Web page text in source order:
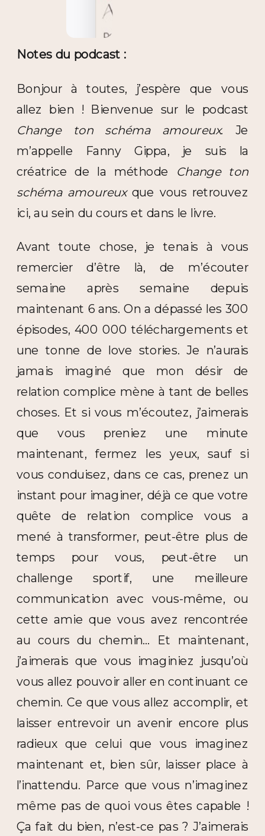
Notes du podcast :
Bonjour à toutes, j’espère que vous
allez bien ! Bienvenue sur le podcast
Change ton schéma amoureux. Je
m’appelle Fanny Gippa, je suis la
créatrice de la méthode Change ton
schéma amoureuxque vous retrouvez
ici, au sein du cours et dans le livre.
Avant toute chose, je tenais à vous
remercier d’être là, de m’écouter
semaine après semaine depuis
maintenant 6 ans. On a dépassé les 300
épisodes, 400 000 téléchargements et
une tonne de love stories. Je n’aurais
jamais imaginé que mon désir de
relation complice mène à tant de belles
choses. Et si vous m’écoutez, j’aimerais
que vous preniez une minute
maintenant, fermez les yeux, sauf si
vous conduisez, dans ce cas, prenez un
instant pour imaginer, déjà ce que votre
quête de relation complice vous a
mené à transformer, peut-être plus de
temps pour vous, peut-être un
challenge sportif, une meilleure
communication avec vous-même, ou
cette amie que vous avez rencontrée
au cours du chemin… Et maintenant,
j’aimerais que vous imaginiez jusqu’où
vous allez pouvoir aller en continuant ce
chemin. Ce que vous allez accomplir, et
laisser entrevoir un avenir encore plus
radieux que celui que vous imaginez
maintenant et, bien sûr, laisser place à
l’inattendu. Parce que vous n’imaginez
même pas de quoi vous êtes capable !
Ça fait du bien, n’est-ce pas ? J’aimerais